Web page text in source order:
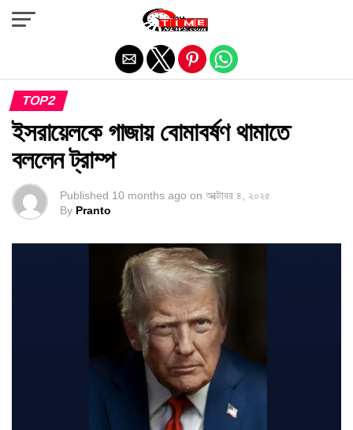
TOP2
ইসরায়েলকে গাজায় বোমাবর্ষণ থামাতে
বললেন ট্রাম্প
Published 10 months ago on অক্টোবর ৪, ২০২৫
By Pranto
Exit mobile version